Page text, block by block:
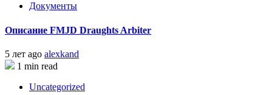
Документы
Описание FMJD Draughts Arbiter
5 лет ago alexkand
1 min read
Uncategorized